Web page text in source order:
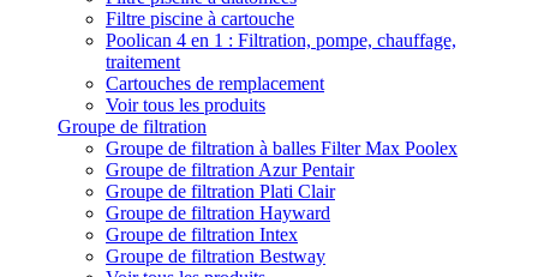
Filtre piscine à cartouche
Poolican 4 en 1 : Filtration, pompe, chauffage,
traitement
Cartouches de remplacement
Voir tous les produits
Groupe de filtration
Groupe de filtration à balles Filter Max Poolex
Groupe de filtration Azur Pentair
Groupe de filtration Plati Clair
Groupe de filtration Hayward
Groupe de filtration Intex
Groupe de filtration Bestway